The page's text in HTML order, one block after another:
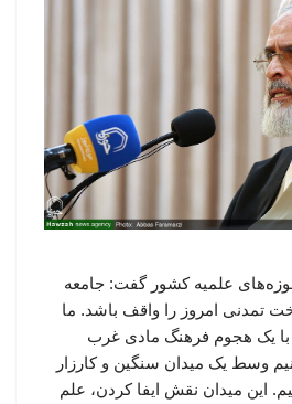
علمیه کشور گفت: جامعه
تمدنی امروز را واقف باشد. ما
یک هجوم فرهنگ مادی غرب
وسط یک میدان سنگین و کارزار
این میدان نقش ایفا کردن، علم